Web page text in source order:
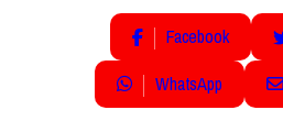
Facebook
WhatsApp